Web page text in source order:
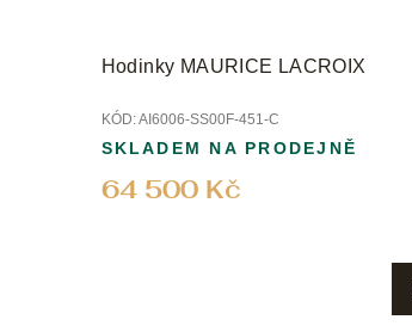
Hodinky MAURICE LACROIX
KÓD:AI6006-SS00F-451-C
64 500 Kč
SKLADEM NA PRODEJNĚ